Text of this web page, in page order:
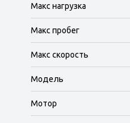
Макс нагрузка
Макс пробег
Макс скорость
Модель
Мотор